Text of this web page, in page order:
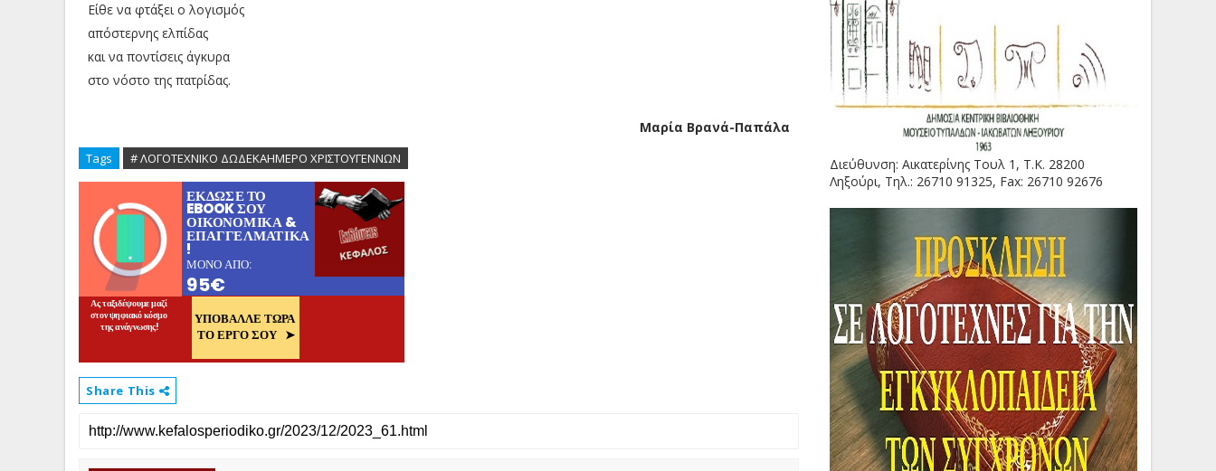
Είθε να φτάξει ο λογισμός
απόστερνης ελπίδας
και να ποντίσεις άγκυρα
στο νόστο της πατρίδας.
Μαρία Βρανά-Παπάλα
Tags # ΛΟΓΟΤΕΧΝΙΚΟ ΔΩΔΕΚΑΗΜΕΡΟ ΧΡΙΣΤΟΥΓΕΝΝΩΝ
Share This
Διεύθυνση: Αικατερίνης Τουλ 1, Τ.Κ. 28200
Ληξούρι, Τηλ.: 26710 91325, Fax: 26710 92676